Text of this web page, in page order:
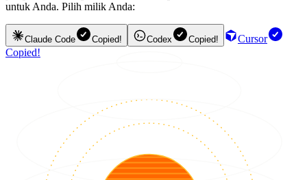
untuk Anda. Pilih milik Anda:
Claude Code Copied! Codex Copied!
Cursor
Copied!